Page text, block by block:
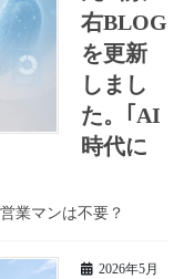
右BLOG
を更新
しまし
た。｢AI
時代に
業マンは不要？
2026年5月